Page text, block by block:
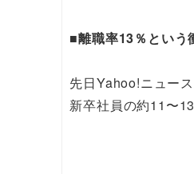
■離職率13％という
先日Yahoo!ニュー
新卒社員の約11〜